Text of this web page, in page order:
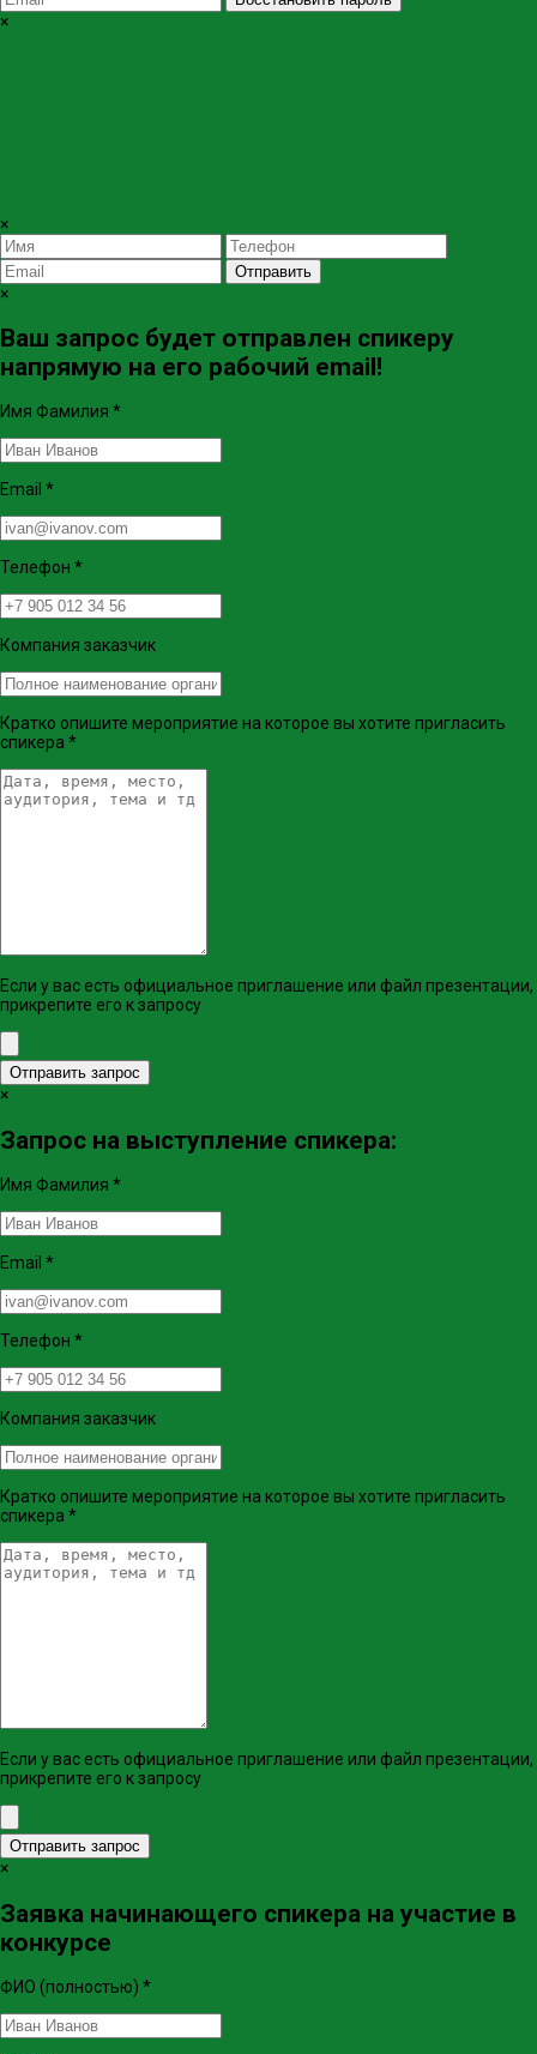
×
×
Отправить
×
Ваш запрос будет отправлен спикеру
напрямую на его рабочий email!
Имя Фамилия *
Email *
Телефон *
Компания заказчик
Кратко опишите мероприятие на которое вы хотите пригласить
спикера *
Если у вас есть официальное приглашение или файл презентации,
прикрепите его к запросу
Отправить запрос
×
Запрос на выступление спикера:
Имя Фамилия *
Email *
Телефон *
Компания заказчик
Кратко опишите мероприятие на которое вы хотите пригласить
спикера *
Если у вас есть официальное приглашение или файл презентации,
прикрепите его к запросу
Отправить запрос
×
Заявка начинающего спикера на участие в
конкурсе
ФИО (полностью) *